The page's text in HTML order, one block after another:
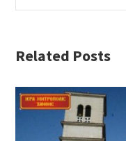
Related Posts